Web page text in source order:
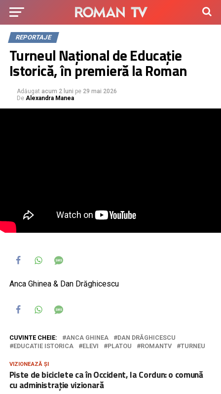
REPORTAJE
Turneul Național de Educație
Istorică, în premieră la Roman
Adăugat acum 2 luni pe 29 mai 2026
De Alexandra Manea
Anca Ghinea & Dan Drăghicescu
CUVINTE CHEIE: ANCA GHINEA
DAN DRĂGHICESCU
EDUCATIE ISTORICA
ELEVI PLATOU ROMANTV TURNEU
VIZIONEAZĂ ȘI
Piste de biciclete ca în Occident, la Cordun: o comună
cu administrație vizionară